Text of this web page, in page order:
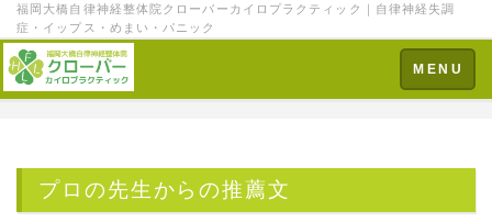
福岡大橋自律神経整体院クローバーカイロプラクティック｜自律神経失調
症・イップス・めまい・パニック
Toggle
navigation
MENU
プロの先生からの推薦文